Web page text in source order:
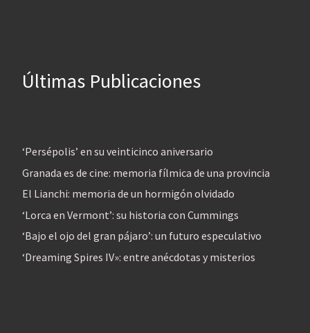
Últimas Publicaciones
‘Persépolis’ en su veinticinco aniversario
Granada es de cine: memoria fílmica de una provincia
El Lianchi: memoria de un hormigón olvidado
‘Lorca en Vermont’: su historia con Cummings
‘Bajo el ojo del gran pájaro’: un futuro especulativo
‘Dreaming Spires IV»: entre anécdotas y misterios